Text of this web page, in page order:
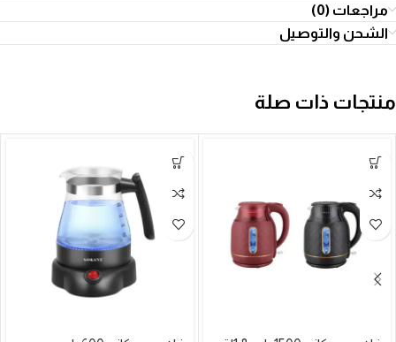
مراجعات (0)
الشحن والتوصيل
منتجات ذات صلة